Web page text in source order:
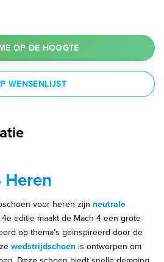
OP DE HOOGTE
WENSENLIJST
voor heren zijn neutrale
4e editie maakt de Mach 4 een grote
op thema’s geïnspireerd door de
wedstrijdschoen is ontworpen om